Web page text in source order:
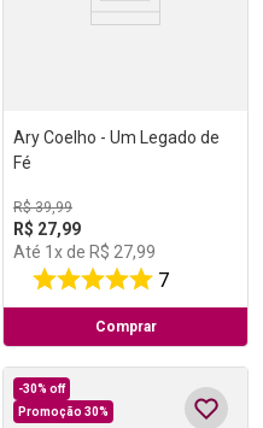
Ary Coelho - Um Legado de
Fé
R$ 39,99
R$ 27,99
Até 1 x de R$ 27,99
7
Comprar
-30% off
Promoção 30%